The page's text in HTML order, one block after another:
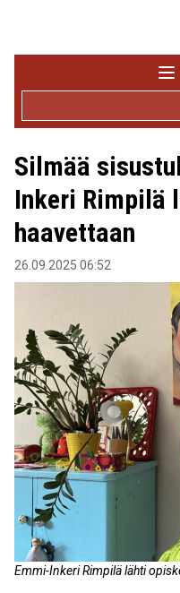
Silmää
Inkeri Rimpilä
haavettaan
26.09.2025 06:52
Emmi-Inkeri Rimpilä lähti